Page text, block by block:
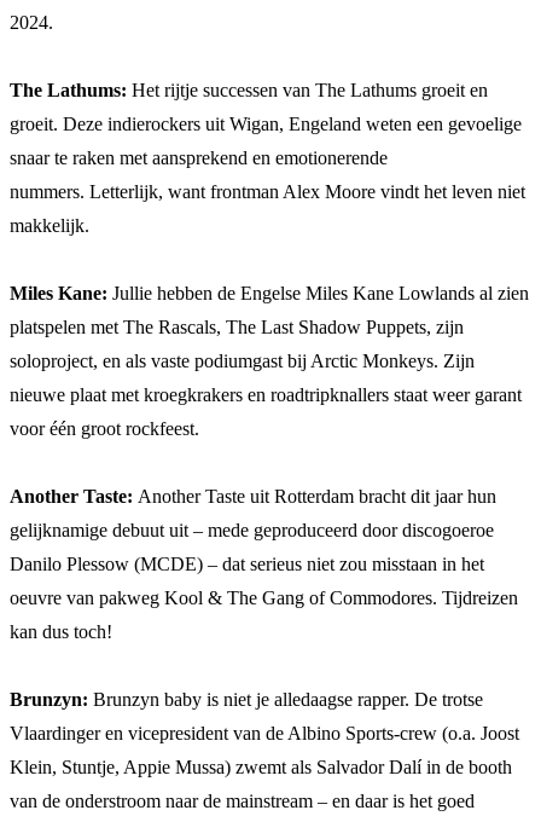
2024.
The Lathums: Het rijtje successen van The Lathums groeit en
groeit. Deze indierockers uit Wigan, Engeland weten een gevoelige
snaar te raken met aansprekend en emotionerende
nummers. Letterlijk, want frontman Alex Moore vindt het leven niet
makkelijk.
Miles Kane: Jullie hebben de Engelse Miles Kane Lowlands al zien
platspelen met The Rascals, The Last Shadow Puppets, zijn
soloproject, en als vaste podiumgast bij Arctic Monkeys. Zijn
nieuwe plaat met kroegkrakers en roadtripknallers staat weer garant
voor één groot rockfeest.
Another Taste: Another Taste uit Rotterdam bracht dit jaar hun
gelijknamige debuut uit – mede geproduceerd door discogoeroe
Danilo Plessow (MCDE) – dat serieus niet zou misstaan in het
oeuvre van pakweg Kool & The Gang of Commodores. Tijdreizen
kan dus toch!
Brunzyn: Brunzyn baby is niet je alledaagse rapper. De trotse
Vlaardinger en vicepresident van de Albino Sports-crew (o.a. Joost
Klein, Stuntje, Appie Mussa) zwemt als Salvador Dalí in de booth
van de onderstroom naar de mainstream – en daar is het goed